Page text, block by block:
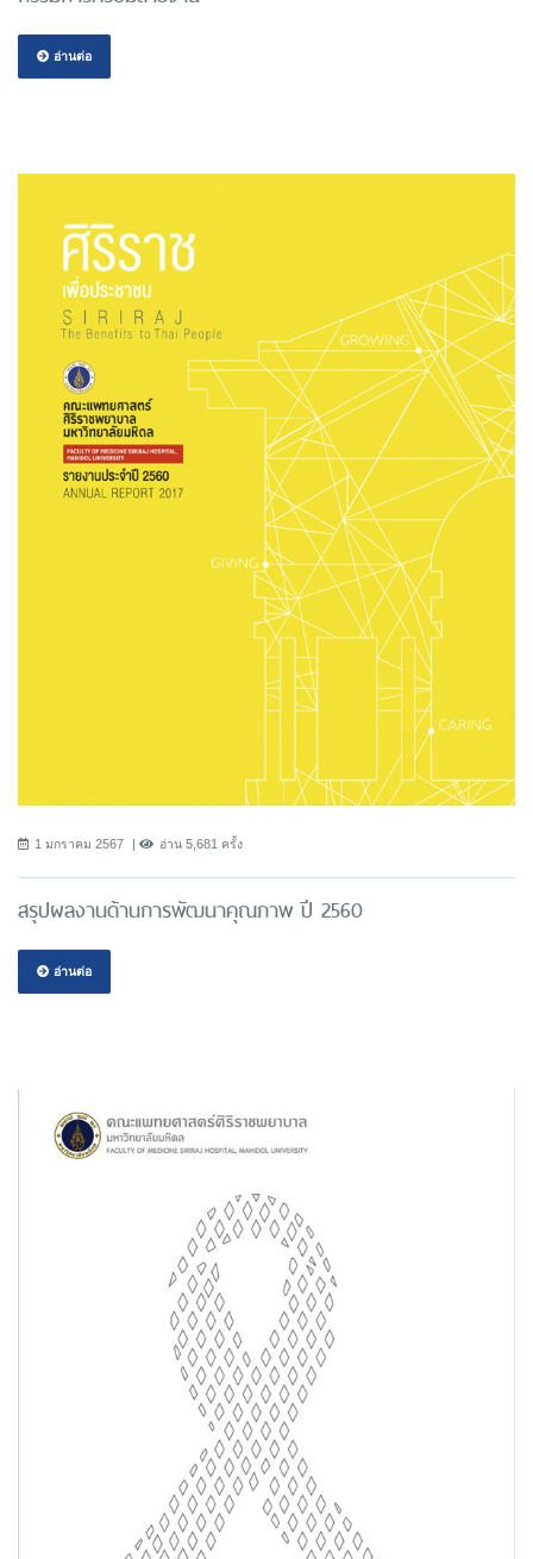
อ่านต่อ
1 มกราคม 2567 อ่าน 5,681 ครั้ง
สรุปผลงานด้านการพัฒนาคุณภาพ ปี 2560
อ่านต่อ